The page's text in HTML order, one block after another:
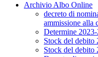
Archivio Albo Online
decreto di
ammissione alla
Determine
Stock del debito
Stock del debito